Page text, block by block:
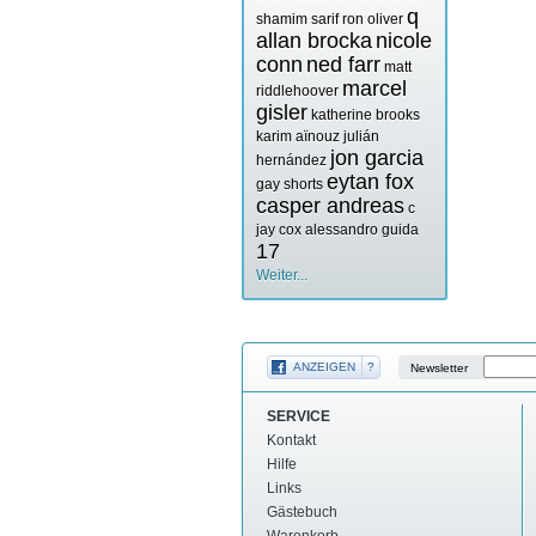
shamim sarif ron oliver q
allan brocka nicole
conn ned farr matt
riddlehoover marcel
gisler katherine brooks
karim aïnouz julián
hernández jon garcia
gay shorts eytan fox
casper andreas c
jay cox alessandro guida
17
Weiter...
ANZEIGEN ? Newsletter
SERVICE
Kontakt
Hilfe
Links
Gästebuch